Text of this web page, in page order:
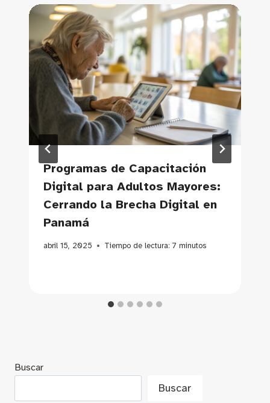
Programas de Capacitación
Digital para Adultos Mayores:
Cerrando la Brecha Digital en
Panamá
abril 15, 2025 Tiempo de lectura: 7 minutos
Buscar
Buscar